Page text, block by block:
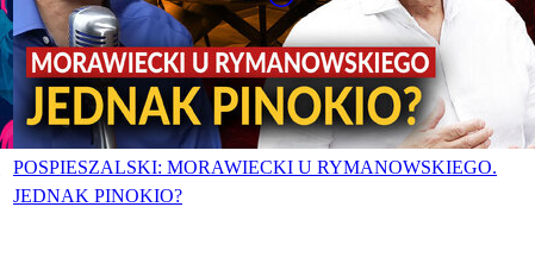
POSPIESZALSKI: MORAWIECKI U RYMANOWSKIEGO.
JEDNAK PINOKIO?